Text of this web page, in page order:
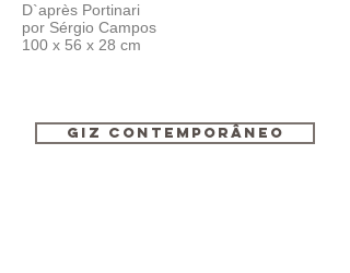
D`après Portinari
​por Sérgio Campos
100 x 56 x 28 cm
GIZ CONTEMPORÂNEO